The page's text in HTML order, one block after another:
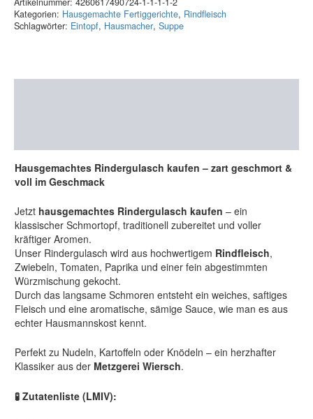
Kategorien: Hausgemachte Fertiggerichte, Rindfleisch
Schlagwörter: Eintopf, Hausmacher, Suppe
Hausgemachtes Rindergulasch kaufen – zart geschmort &
voll im Geschmack
Jetzt hausgemachtes Rindergulasch kaufen – ein
klassischer Schmortopf, traditionell zubereitet und voller
kräftiger Aromen.
Unser Rindergulasch wird aus hochwertigem Rindfleisch,
Zwiebeln, Tomaten, Paprika und einer fein abgestimmten
Würzmischung gekocht.
Durch das langsame Schmoren entsteht ein weiches, saftiges
Fleisch und eine aromatische, sämige Sauce, wie man es aus
echter Hausmannskost kennt.
Perfekt zu Nudeln, Kartoffeln oder Knödeln – ein herzhafter
Klassiker aus der Metzgerei Wiersch.
🧪 Zutatenliste (LMIV):